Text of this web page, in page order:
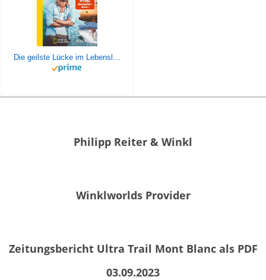
Die geilste Lücke im Lebenslauf: 6 Jahre Weltreisen | Der erfolgreiche Reisebericht erstmals im Taschenbuch
Philipp Reiter & Winkl
Winklworlds Provider
Zeitungsbericht Ultra Trail Mont Blanc als PDF
03.09.2023